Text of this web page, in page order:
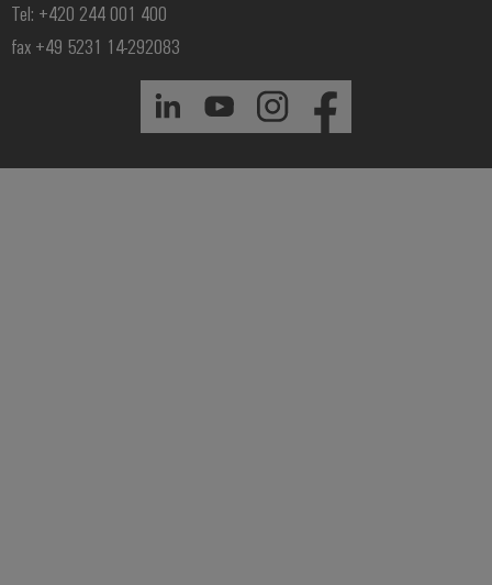
Tel: +420 244 001 400
fax +49 5231 14-292083